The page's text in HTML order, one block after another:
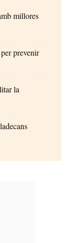
millores
prevenir
la